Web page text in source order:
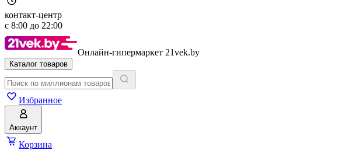
контакт-центр
с 8:00 до 22:00
Онлайн-гипермаркет 21vek.by
Каталог товаров
Избранное
Аккаунт
Корзина